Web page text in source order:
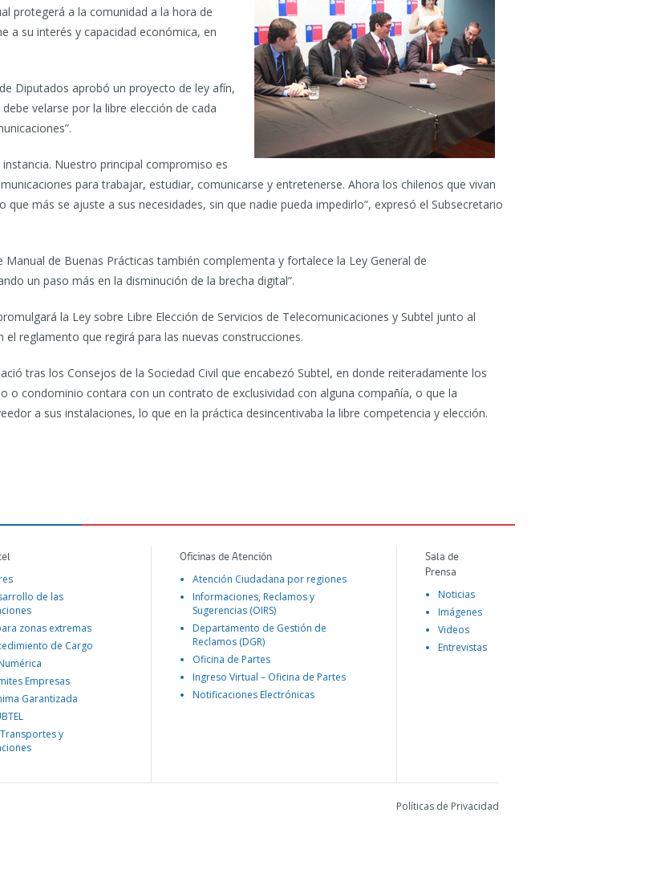
protegerá a la comunidad a la hora de
a su interés y capacidad económica, en
Diputados aprobó un proyecto de ley afín,
velarse por la libre elección de cada
Nuestro principal compromiso es
para trabajar, estudiar, comunicarse y entretenerse. Ahora los chilenos que vivan
más se ajuste a sus necesidades, sin que nadie pueda impedirlo”, expresó el Subsecretario
de Buenas Prácticas también complementa y fortalece la Ley General de
un paso más en la disminución de la brecha digital”.
la Ley sobre Libre Elección de Servicios de Telecomunicaciones y Subtel junto al
reglamento que regirá para las nuevas construcciones.
tras los Consejos de la Sociedad Civil que encabezó Subtel, en donde reiteradamente los
o condominio contara con un contrato de exclusividad con alguna compañía, o que la
a sus instalaciones, lo que en la práctica desincentivaba la libre competencia y elección.
de las
zonas extremas
de Cargo
Empresas
Garantizada
y
Oficinas de Atención
Atención Ciudadana por regiones
Informaciones, Reclamos y
Sugerencias (OIRS)
Departamento de Gestión de
Reclamos (DGR)
Oficina de Partes
Ingreso Virtual – Oficina de Partes
Notificaciones Electrónicas
Sala de
Prensa
Noticias
Imágenes
Videos
Entrevistas
Políticas de Privacidad